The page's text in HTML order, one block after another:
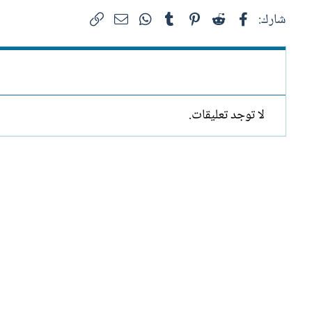
شارك: فيسبوكReddit
Pinterest
Tumblr
WhatsAppالبريد الإلكتروني
لا توجد تعليقات.